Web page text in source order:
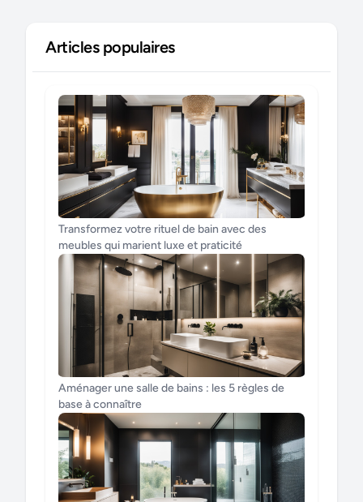
Articles populaires
Transformez votre rituel de bain avec des
meubles qui marient luxe et praticité
Aménager une salle de bains : les 5 règles de
base à connaître